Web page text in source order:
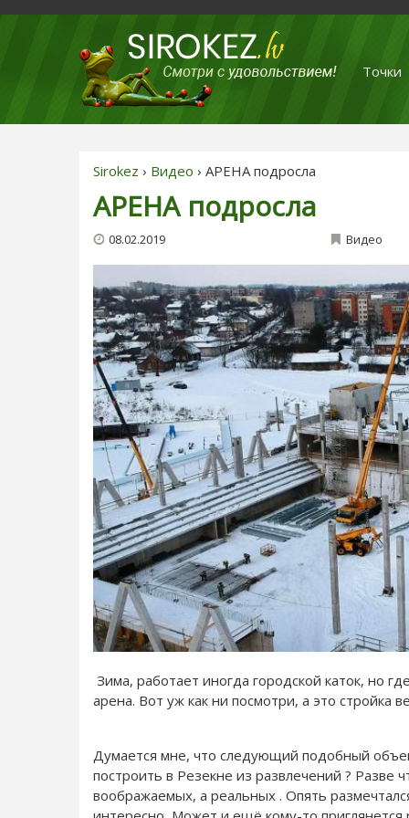
Точки
Sirokez › Видео › АРЕНА подросла
АРЕНА подросла
08.02.2019 Видео
Зима, работает иногда городской каток, но
арена. Вот уж как ни посмотри, а это стройка
Думается мне, что следующий подобный
построить в Резекне из развлечений ?
воображаемых, а реальных . Опять